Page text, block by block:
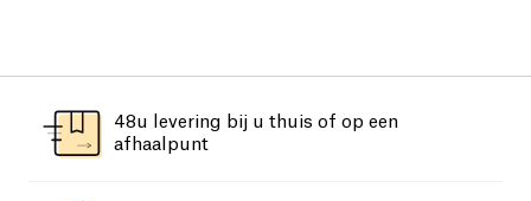
48u levering bij u thuis of op een
afhaalpunt